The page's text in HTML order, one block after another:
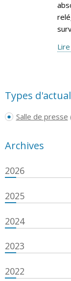
Types
Salle de presse
Archives
2026
2025
2024
2023
2022